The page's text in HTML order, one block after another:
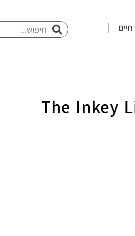
The Inkey